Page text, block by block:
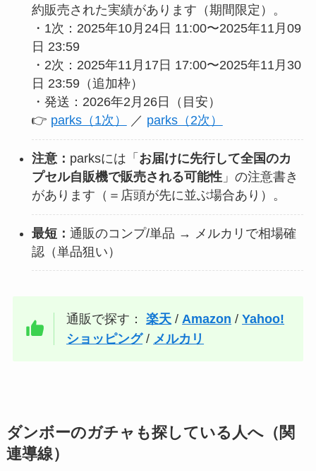
約販売された実績があります（期間限定）。
・1次：2025年10月24日 11:00〜2025年11月09
日 23:59
・2次：2025年11月17日 17:00〜2025年11月30
日 23:59（追加枠）
・発送：2026年2月26日（目安）
👉 parks（1次） ／ parks（2次）
注意： parksには「 お届けに先行して全国のカ
プセル自販機で販売される可能性」の注意書き
があります（＝店頭が先に並ぶ場合あり）。
最短： 通販のコンプ/単品 → メルカリで相場確
認（単品狙い）
通販で探す：楽天 /Amazon /Yahoo!
ショッピング/ メルカリ
ダンボーのガチャも探している人へ（関
連導線）